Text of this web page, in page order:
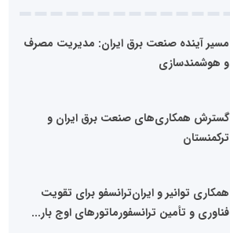
مسیر آینده صنعت برق ایران: مدیریت مصرف
و هوشمندسازی
گسترش همکاری‌های صنعت برق ایران و
ترکمنستان
همکاری توانیر و ایران‌ترانسفو برای تقویت
فناوری و تأمین ترانسفورماتورهای اوج بار...